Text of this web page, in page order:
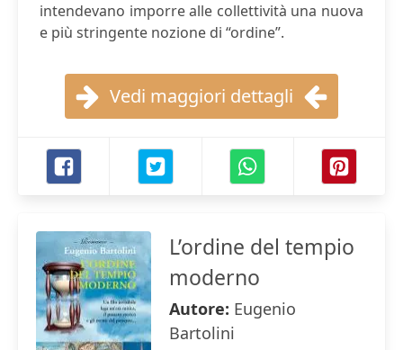
intendevano imporre alle collettività una nuova
e più stringente nozione di “ordine”.
Vedi maggiori dettagli
L’ordine del tempio
moderno
Autore: Eugenio
Bartolini